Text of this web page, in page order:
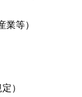
業等）
）